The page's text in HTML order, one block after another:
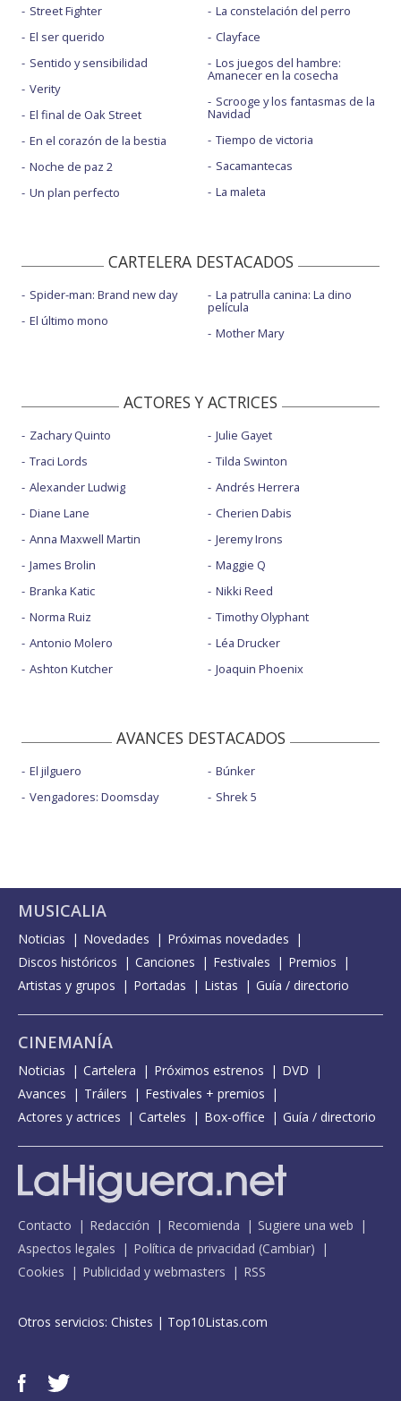
Street Fighter
El ser querido
Sentido y sensibilidad
Verity
El final de Oak Street
En el corazón de la bestia
Noche de paz 2
Un plan perfecto
La constelación del perro
Clayface
Los juegos del hambre:
Amanecer en la cosecha
Scrooge y los fantasmas de la
Navidad
Tiempo de victoria
Sacamantecas
La maleta
CARTELERA DESTACADOS
Spider-man: Brand new day
El último mono
La patrulla canina: La dino
película
Mother Mary
ACTORES Y ACTRICES
Zachary Quinto
Traci Lords
Alexander Ludwig
Diane Lane
Anna Maxwell Martin
James Brolin
Branka Katic
Norma Ruiz
Antonio Molero
Ashton Kutcher
Julie Gayet
Tilda Swinton
Andrés Herrera
Cherien Dabis
Jeremy Irons
Maggie Q
Nikki Reed
Timothy Olyphant
Léa Drucker
Joaquin Phoenix
AVANCES DESTACADOS
El jilguero
Vengadores: Doomsday
Búnker
Shrek 5
MUSICALIA
Noticias Novedades
Próximas novedades
Discos históricos
Canciones Festivales
Premios
Artistas y grupos
Portadas Listas Guía / directorio
CINEMANÍA
Noticias Cartelera Próximos estrenos
DVD
Avances
Tráilers
Festivales + premios
Actores y actrices
Carteles Box-office Guía / directorio
Contacto Redacción Recomienda
Sugiere una web
Aspectos legales
Política de privacidad (Cambiar)
Cookies
Publicidad y webmasters RSS
Otros servicios: Chistes | Top10Listas.com